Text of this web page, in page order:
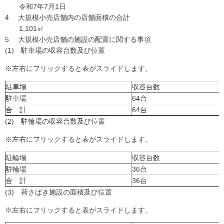
令和7年7月1日
4 大規模小売店舗内の店舗面積の合計
1,101㎡
5 大規模小売店舗の施設の配置に関する事項
(1) 駐車場の収容台数及び位置
※左右にフリックすると表がスライドします。
駐車場
収容台数
駐車場
64台
合 計
64台
(2) 駐輪場の収容台数及び位置
※左右にフリックすると表がスライドします。
駐輪場
収容台数
駐輪場
36台
合 計
36台
(3) 荷さばき施設の面積及び位置
※左右にフリックすると表がスライドします。